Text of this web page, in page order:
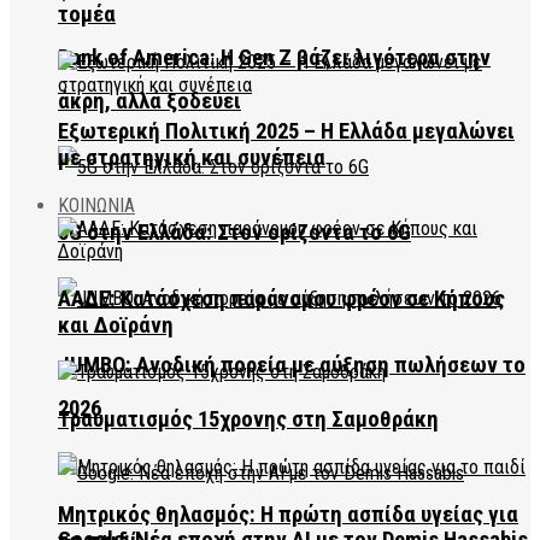
Bank of America: Η Gen Z βάζει λιγότερα στην
άκρη, αλλά ξοδεύει
5G στην Ελλάδα: Στον ορίζοντα το 6G
JUMBO: Ανοδική πορεία με αύξηση πωλήσεων το
2026
τομέα
Εξωτερική Πολιτική 2025 – Η Ελλάδα μεγαλώνει
με στρατηγική και συνέπεια
ΚΟΙΝΩΝΙΑ
ΑΑΔΕ: Κατάσχεση παράνομου φρέον σε Κήπους
και Δοϊράνη
Τραυματισμός 15χρονης στη Σαμοθράκη
Μητρικός θηλασμός: Η πρώτη ασπίδα υγείας για